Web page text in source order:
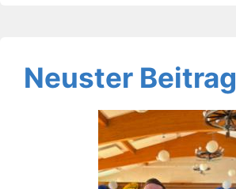
Neuster Beitrag